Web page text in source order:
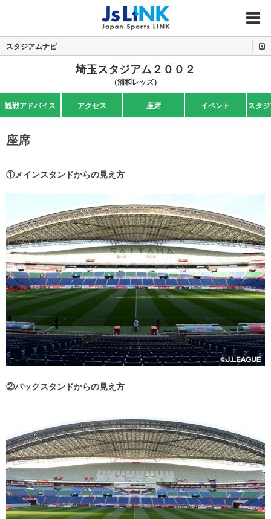
MENU
スタジアムナビ
埼玉スタジアム２００２
（浦和レッズ）
観戦アドバイス アクセス 座席 イベント スタ
座席
①メインスタンドからの見え方
②バックスタンドからの見え方